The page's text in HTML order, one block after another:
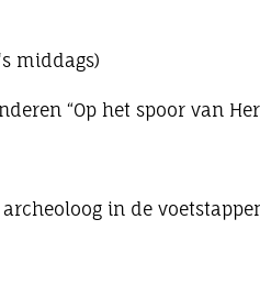
middags)
“Op het spoor van
in de